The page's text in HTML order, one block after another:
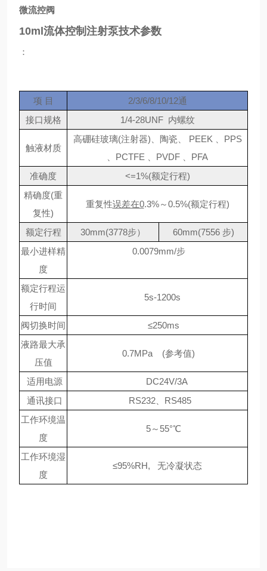
微流控阀
10ml流体控制注射泵技术参数
：
项 目
2/3/6/8/10/12通
接口规格
1/4-28UNF 内螺纹
触液材质
高硼硅玻璃(注射器)、陶瓷、 PEEK 、PPS
、PCTFE 、PVDF 、PFA
准确度
<=1%(额定行程)
精确度(重
复性)
重复性误差在0.3%～0.5%(额定行程)
额定行程 30mm(3778步）
60mm(7556 步)
最小进样精
度
0.0079mm/步
额定行程运
行时间
5s-1200s
阀切换时间
≤250ms
液路最大承
压值
0.7MPa (参考值)
适用电源
DC24V/3A
通讯接口
RS232、RS485
工作环境温
度
5～55°℃
工作环境湿
度
≤95%RH, 无冷凝状态